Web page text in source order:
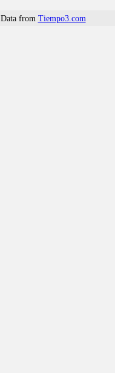
Data from Tiempo3.com